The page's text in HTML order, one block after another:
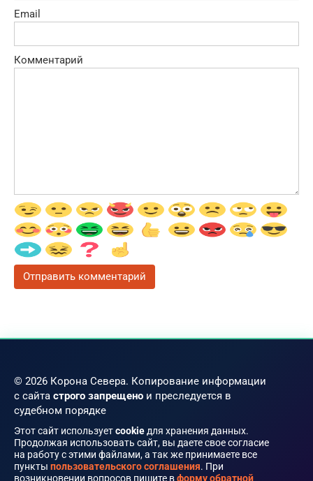
Email
Комментарий
© 2026 Корона Севера. Копирование информации
с сайта строго запрещено и преследуется в
судебном порядке
Этот сайт используетcookie для хранения данных.
Продолжая использовать сайт, вы даете свое согласие
на работу с этими файлами, а так же принимаете все
пункты пользовательского соглашения. При
возникновении вопросов пишите вформу обратной